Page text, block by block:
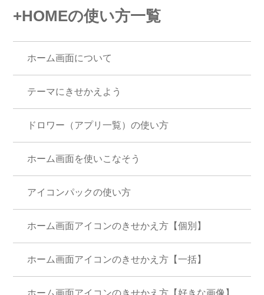
+HOMEの使い方一覧
ホーム画面について
テーマにきせかえよう
ドロワー（アプリ一覧）の使い方
ホーム画面を使いこなそう
アイコンパックの使い方
ホーム画面アイコンのきせかえ方【個別】
ホーム画面アイコンのきせかえ方【一括】